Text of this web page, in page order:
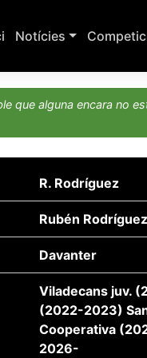
Notícies
que alguna encara no
R. Rodríguez
Rubén
Davanter
Viladecans juv.
(2022-2023)
Cooperativa
2026-